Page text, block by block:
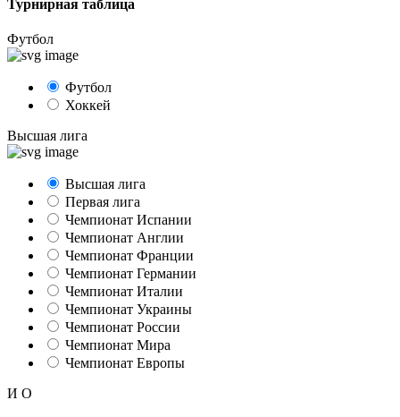
Турнирная таблица
Футбол
Футбол
Хоккей
Высшая лига
Высшая лига
Первая лига
Чемпионат Испании
Чемпионат Англии
Чемпионат Франции
Чемпионат Германии
Чемпионат Италии
Чемпионат Украины
Чемпионат России
Чемпионат Мира
Чемпионат Европы
И О